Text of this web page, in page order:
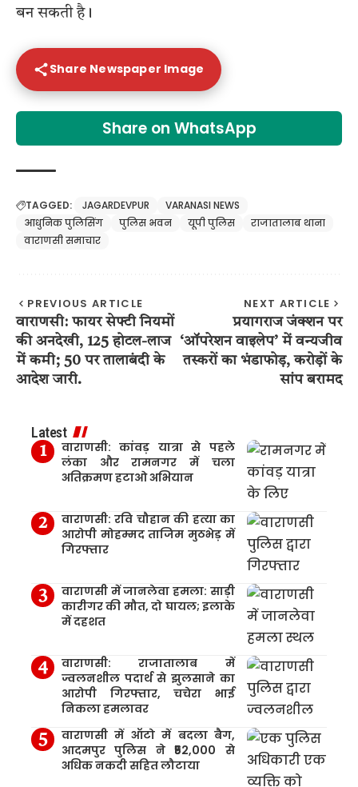
बन सकती है।
Share Newspaper Image
Share on WhatsApp
TAGGED: JAGARDEVPUR
VARANASI NEWS
आधुनिक पुलिसिंग
पुलिस भवन यूपी पुलिस
राजातालाब थाना
वाराणसी समाचार
PREVIOUS ARTICLE
वाराणसी: फायर सेफ्टी नियमों
की अनदेखी, 125 होटल-लाज
में कमी; 50 पर तालाबंदी के
आदेश जारी.
NEXT ARTICLE
प्रयागराज जंक्शन पर
‘ऑपरेशन वाइलेप’ में वन्यजीव
तस्करों का भंडाफोड़, करोड़ों के
सांप बरामद
Latest
वाराणसी: कांवड़ यात्रा से पहले
लंका और रामनगर में चला
अतिक्रमण हटाओ अभियान
वाराणसी: रवि चौहान की हत्या का
आरोपी मोहम्मद ताजिम मुठभेड़ में
गिरफ्तार
वाराणसी में जानलेवा हमला: साड़ी
कारीगर की मौत, दो घायल; इलाके
में दहशत
वाराणसी: राजातालाब में
ज्वलनशील पदार्थ से झुलसाने का
आरोपी गिरफ्तार, चचेरा भाई
निकला हमलावर
वाराणसी में ऑटो में बदला बैग,
आदमपुर पुलिस ने ₹52,000 से
अधिक नकदी सहित लौटाया